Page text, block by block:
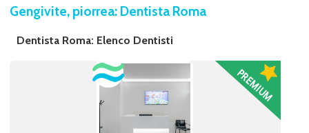
Gengivite, piorrea: Dentista Roma
Dentista Roma: Elenco Dentisti